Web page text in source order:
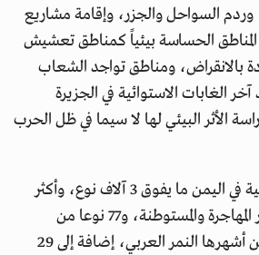
وردم السواحل والجزر، وإقامة مشاريع
الحساسة بيئياً كمناطق تعشيش
بالانقراض، ومناطق تواجد الشعاب
آخر الغابات الاستوائية في الجزيرة
الأثر البيئي لها لا سيما في ظل الحرب
ويبلغ عدد الأنواع النباتية في اليمن ما يفوق 3 آلاف نوع، وأكثر
من 400 نوع من الطيور المهاجرة والمستوطنة، و77 نوعا من
الثدييات البرية والتي من أشهرها النمر العربي، إضافة إلى 29